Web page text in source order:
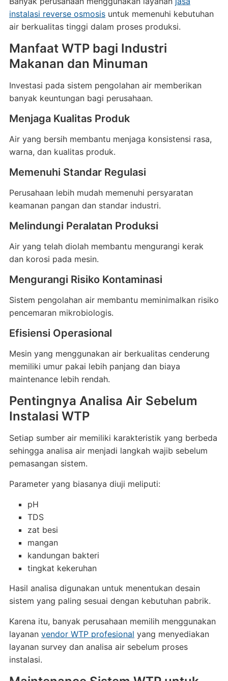
instalasi reverse osmosisuntuk memenuhi kebutuhan
air berkualitas tinggi dalam proses produksi.
Manfaat WTP bagi Industri
Makanan dan Minuman
Investasi pada sistem pengolahan air memberikan
banyak keuntungan bagi perusahaan.
Menjaga Kualitas Produk
Air yang bersih membantu menjaga konsistensi rasa,
warna, dan kualitas produk.
Memenuhi Standar Regulasi
Perusahaan lebih mudah memenuhi persyaratan
keamanan pangan dan standar industri.
Melindungi Peralatan Produksi
Air yang telah diolah membantu mengurangi kerak
dan korosi pada mesin.
Mengurangi Risiko Kontaminasi
Sistem pengolahan air membantu meminimalkan risiko
pencemaran mikrobiologis.
Efisiensi Operasional
Mesin yang menggunakan air berkualitas cenderung
memiliki umur pakai lebih panjang dan biaya
maintenance lebih rendah.
Pentingnya Analisa Air Sebelum
Instalasi WTP
Setiap sumber air memiliki karakteristik yang berbeda
sehingga analisa air menjadi langkah wajib sebelum
pemasangan sistem.
Parameter yang biasanya diuji meliputi:
pH
TDS
zat besi
mangan
kandungan bakteri
tingkat kekeruhan
Hasil analisa digunakan untuk menentukan desain
sistem yang paling sesuai dengan kebutuhan pabrik.
Karena itu, banyak perusahaan memilih menggunakan
layanan vendor WTP profesional yang menyediakan
layanan survey dan analisa air sebelum proses
instalasi.